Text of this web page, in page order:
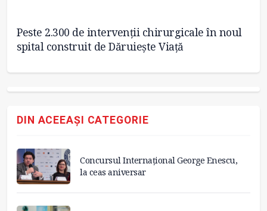
Peste 2.300 de intervenții chirurgicale în noul
spital construit de Dăruiește Viață
DIN ACEEAȘI CATEGORIE
Concursul Internațional George Enescu,
la ceas aniversar